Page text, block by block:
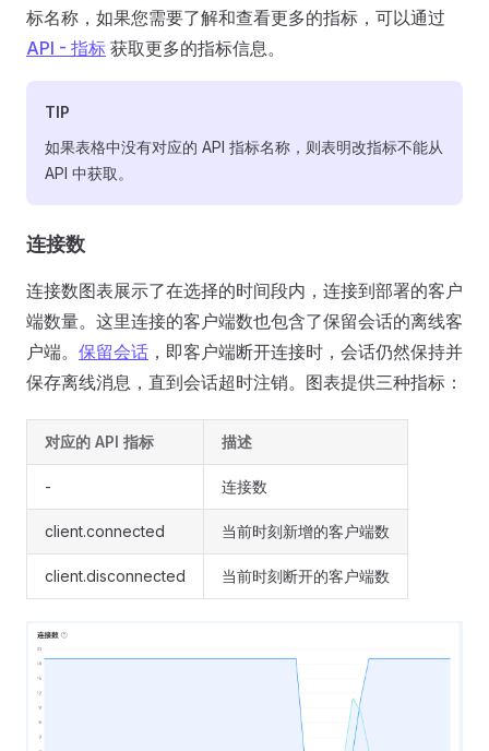
标名称，如果您需要了解和查看更多的指标，可以通过
API - 指标 获取更多的指标信息。
TIP
如果表格中没有对应的 API 指标名称，则表明改指标不能从
API 中获取。
连接数
连接数图表展示了在选择的时间段内，连接到部署的客户
端数量。这里连接的客户端数也包含了保留会话的离线客
户端。 保留会话 ，即客户端断开连接时，会话仍然保持并
保存离线消息，直到会话超时注销。图表提供三种指标：
对应的 API 指标 描述
- 连接数
client.connected 当前时刻新增的客户端数
client.disconnected 当前时刻断开的客户端数